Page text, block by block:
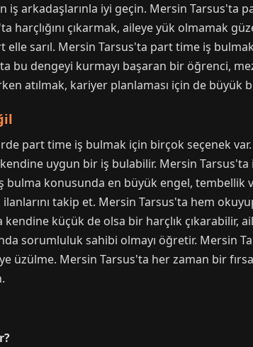
arkadaşlarınla iyi geçin. Mersin Tarsus'ta
harçlığını çıkarmak, aileye yük olmamak
sarıl. Mersin Tarsus'ta part time iş
bu dengeyi kurmayı başaran bir öğrenci,
atılmak, kariyer planlaması için de büyük
part time iş bulmak için birçok seçenek
uygun bir iş bulabilir. Mersin Tarsus'ta
konusunda en büyük engel, tembellik
takip et. Mersin Tarsus'ta hem
küçük de olsa bir harçlık çıkarabilir,
sorumluluk sahibi olmayı öğretir. Mersin
üzülme. Mersin Tarsus'ta her zaman bir